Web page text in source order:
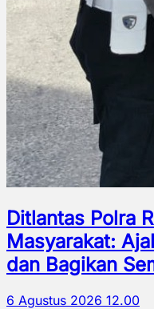
Ditlantas Polra
Masyarakat:
dan Bagikan
6 Agustus 2026 12.00